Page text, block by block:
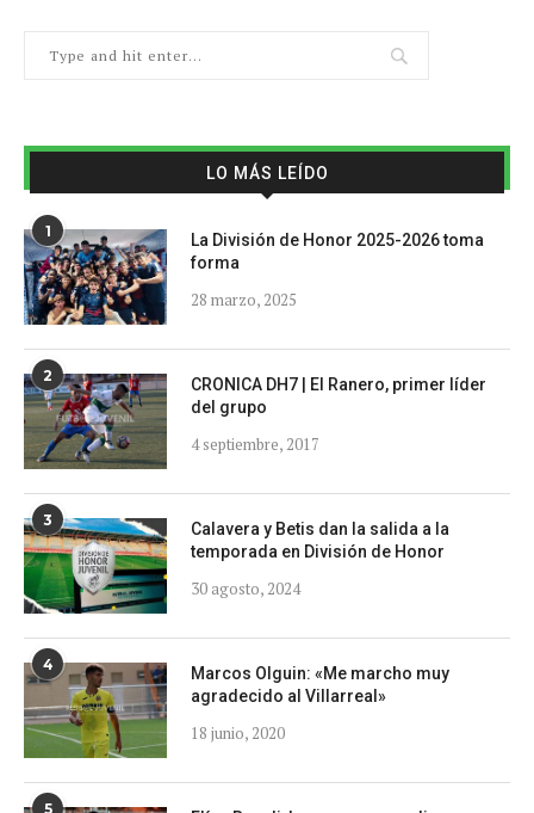
LO MÁS LEÍDO
1
La División de Honor 2025-2026 toma
forma
28 marzo, 2025
2
CRONICA DH7 | El Ranero, primer líder
del grupo
4 septiembre, 2017
3
Calavera y Betis dan la salida a la
temporada en División de Honor
30 agosto, 2024
4
Marcos Olguin: «Me marcho muy
agradecido al Villarreal»
18 junio, 2020
5